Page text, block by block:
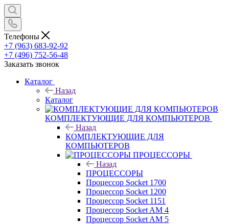
Телефоны
+7 (963) 683-92-92
+7 (496) 752-56-48
Заказать звонок
Каталог
Назад
Каталог
КОМПЛЕКТУЮЩИЕ ДЛЯ КОМПЬЮТЕРОВ
Назад
КОМПЛЕКТУЮЩИЕ ДЛЯ
КОМПЬЮТЕРОВ
ПРОЦЕССОРЫ
Назад
ПРОЦЕССОРЫ
Процессор Socket 1700
Процессор Socket 1200
Процессор Socket 1151
Процессор Socket AM 4
Процессор Socket AM 5